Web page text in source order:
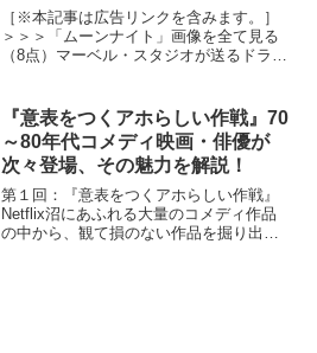
高峰
［※本記事は広告リンクを含みます。］
＞＞＞「ムーンナイト」画像を全て見る
（8点）マーベル・スタジオが送るドラマ
ー・ウォーズ』シリーズのオスカー・ア
イザック主演、マー...
『意表をつくアホらしい作戦』70
～80年代コメディ映画・俳優が
次々登場、その魅力を解説！
第１回：『意表をつくアホらしい作戦』
Netflix沼にあふれる大量のコメディ作品
の中から、観て損のない作品を掘り出し